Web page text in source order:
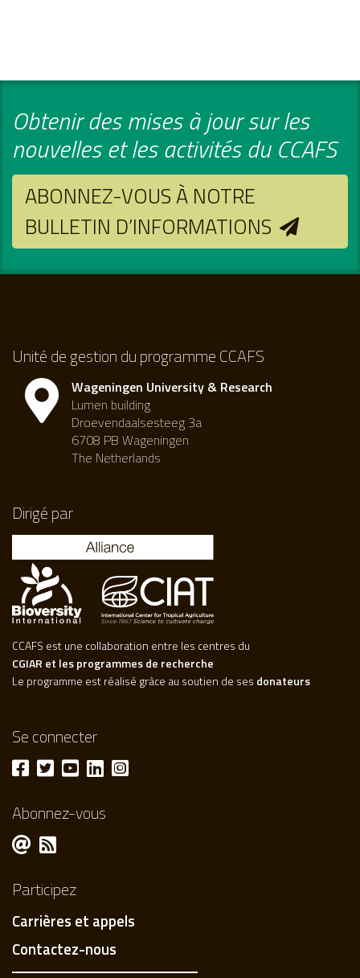
Obtenir des mises à jour sur les
nouvelles et les activités du CCAFS
ABONNEZ-VOUS À NOTRE
BULLETIN D’INFORMATIONS
Unité de gestion du programme CCAFS
Wageningen University & Research
Lumen building
Droevendaalsesteeg 3a
6708 PB Wageningen
The Netherlands
Dirigé par
CCAFS est une collaboration entre les centres du
CGIAR et les programmes de recherche
Le programme est réalisé grâce au soutien de ses donateurs
Se connecter
Abonnez-vous
Participez
Carrières et appels
Contactez-nous